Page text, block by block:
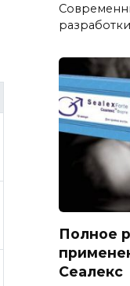
Полное
Сеалекс